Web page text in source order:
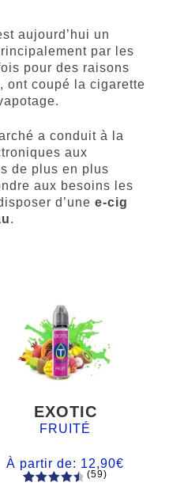
aujourd’hui un
par les
pour des raisons
ont coupé la cigarette
a conduit à la
aux
de plus en plus
aux besoins les
d’une e-cig
.
EXOTIC
FRUITÉ
À partir de: 12,90€
(59)